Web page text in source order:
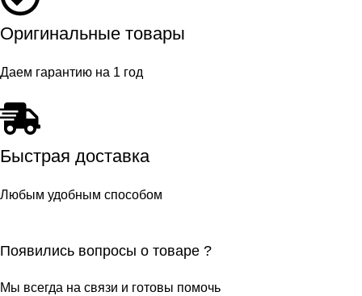
Оригинальные товары
Даем гарантию на 1 год
Быстрая доставка
Любым удобным способом
Появились вопросы о товаре ?
Мы всегда на связи и готовы помочь